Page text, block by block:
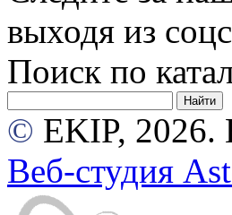
выходя из
Поиск по
© EKIP,
Веб-студия